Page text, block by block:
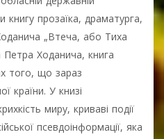
книгу прозаїка, драматурга,
„Втеча, або Тиха
Петра Ходанича, книга
того, що зараз
країни. У книзі
миру, криваві події
псевдоінформації, яка